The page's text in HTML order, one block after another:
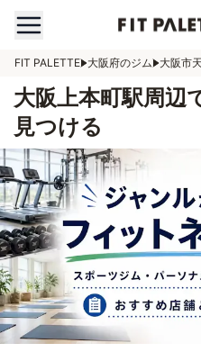
FIT PALETTE 大阪府のジム 大阪市
大阪上本町駅周辺
見つける